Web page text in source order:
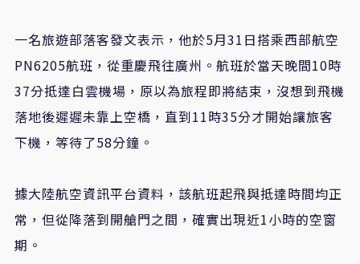
一名旅遊部落客發文表示，他於5月31日搭乘西部航空
PN6205航班，從重慶飛往廣州。航班於當天晚間10時
37分抵達白雲機場，原以為旅程即將結束，沒想到飛機
落地後遲遲未靠上空橋，直到11時35分才開始讓旅客
下機，等待了58分鐘。
據大陸航空資訊平台資料，該航班起飛與抵達時間均正
常，但從降落到開艙門之間，確實出現近1小時的空窗
期。